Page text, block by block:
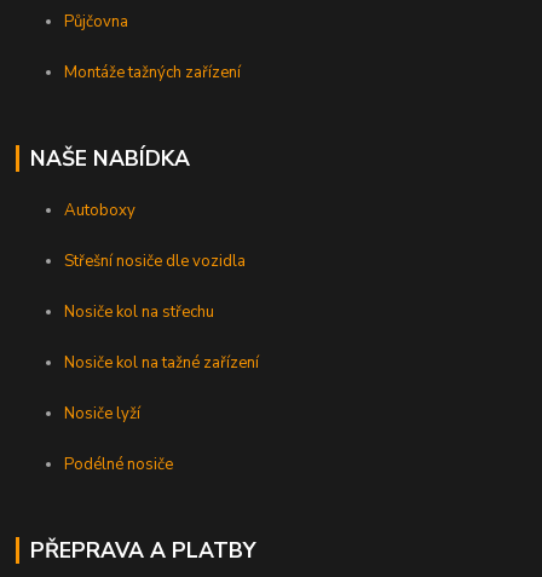
Půjčovna
Montáže tažných zařízení
NAŠE NABÍDKA
Autoboxy
Střešní nosiče dle vozidla
Nosiče kol na střechu
Nosiče kol na tažné zařízení
Nosiče lyží
Podélné nosiče
PŘEPRAVA A PLATBY